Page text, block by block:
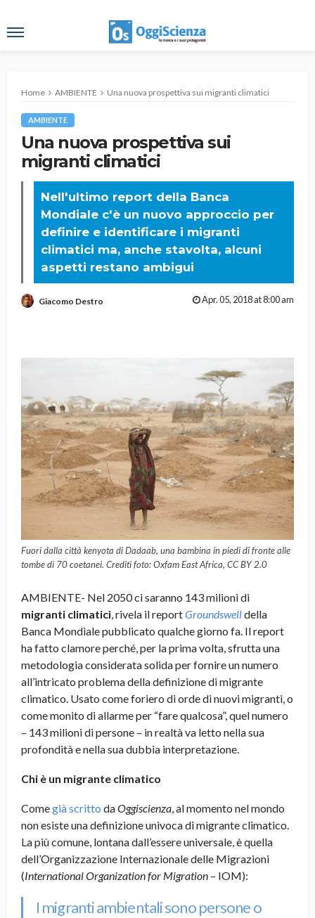
Home AMBIENTE Una nuova prospettiva sui migranti climatici
AMBIENTE
Una nuova prospettiva sui
migranti climatici
Nell'ultimo report della Banca
Mondiale c'è un nuovo approccio per
definire e identificare i migranti
climatici ma, anche stavolta, alcuni
aspetti restano ambigui
Giacomo Destro Apr. 05, 2018 at 8:00 am
Fuori dalla città kenyota di Dadaab, una bambina in piedi di fronte alle
tombe di 70 coetanei. Crediti foto: Oxfam East Africa, CC BY 2.0
AMBIENTE- Nel 2050 ci saranno 143 milioni di
migranti climatici, rivela il reportGroundswelldella
Banca Mondiale pubblicato qualche giorno fa. Il report
ha fatto clamore perché, per la prima volta, sfrutta una
metodologia considerata solida per fornire un numero
all’intricato problema della definizione di migrante
climatico. Usato come foriero di orde di nuovi migranti, o
come monito di allarme per “fare qualcosa”, quel numero
– 143 milioni di persone – in realtà va letto nella sua
profondità e nella sua dubbia interpretazione.
Chi è un migrante climatico
Comegià scritto daOggiscienza, al momento nel mondo
non esiste unadefinizione univoca di migrante climatico.
La più comune, lontana dall’essere universale, è quella
dell’Organizzazione Internazionale delle Migrazioni
(International Organization for Migration – IOM):
I migranti ambientali sono persone o